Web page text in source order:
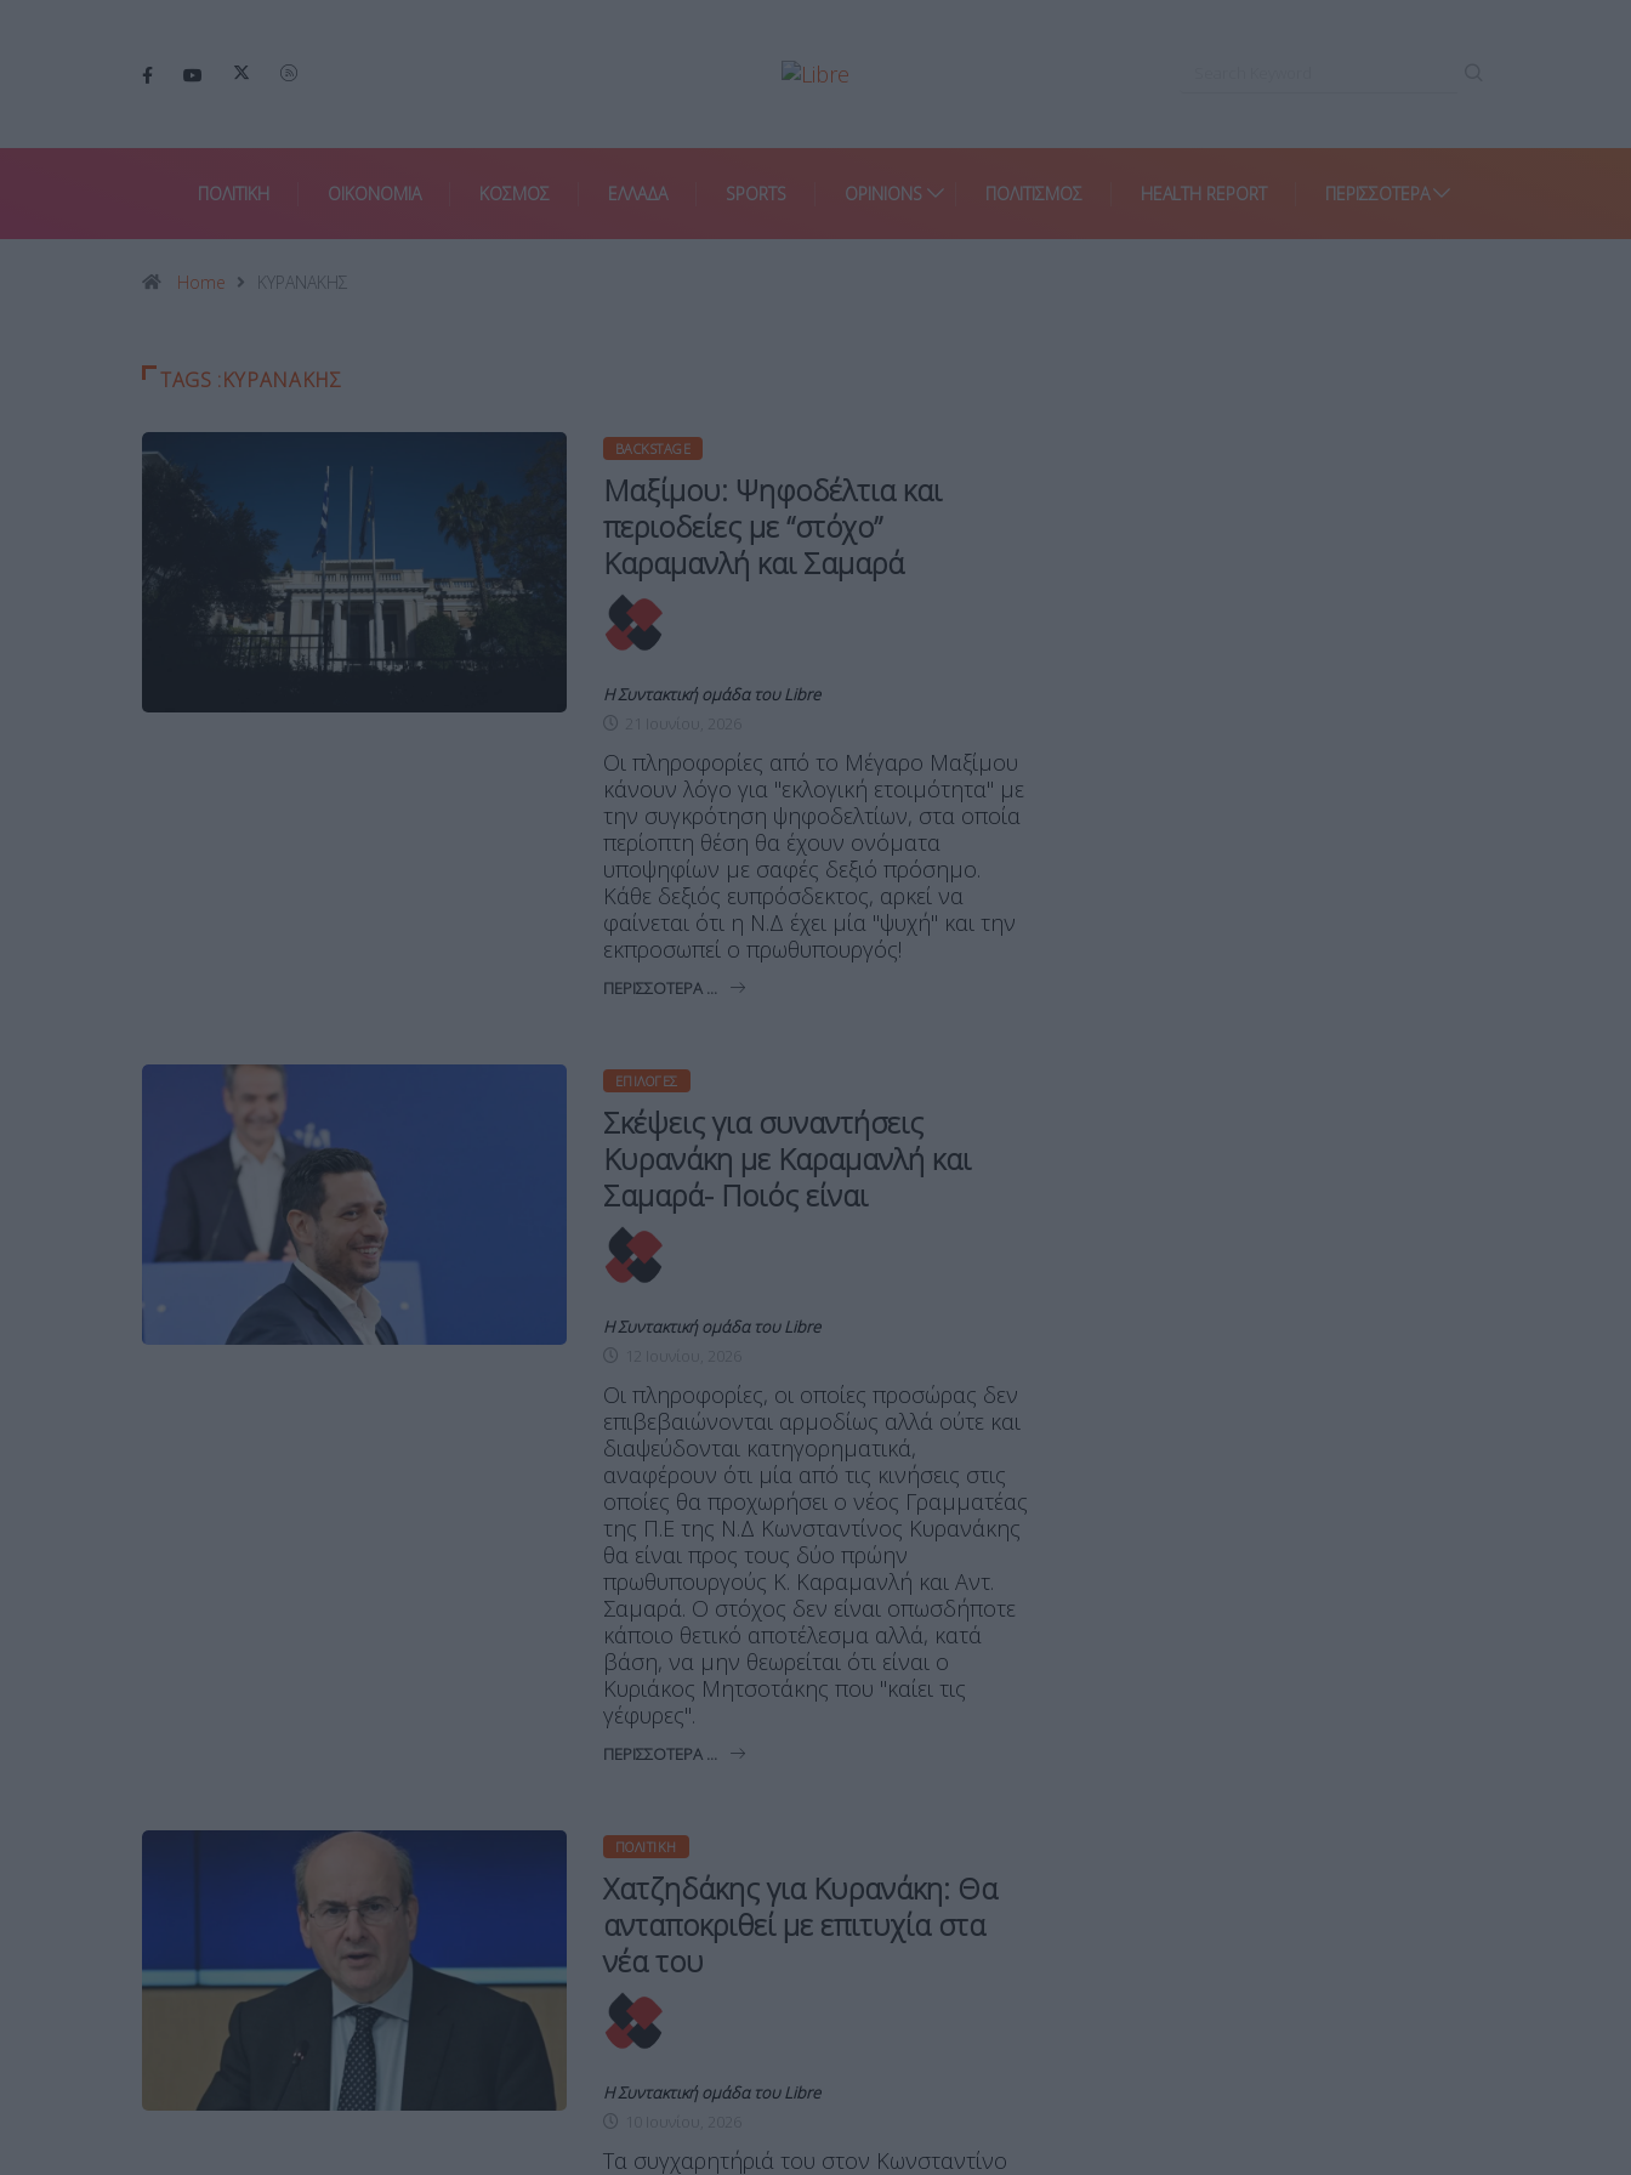
ΠΟΛΙΤΙΚΗ ΟΙΚΟΝΟΜΙΑ ΚΟΣΜΟΣ ΕΛΛΑΔΑ SPORTS OPINIONS ΠΟΛΙΤΙΣΜΟΣ HEALTH REPORT ΠΕΡΙΣΣΌΤΕΡΑ
Home ΚΥΡΑΝΑΚΗΣ
TAGS :ΚΥΡΑΝΑΚΗΣ
BACKSTAGE
Μαξίμου: Ψηφοδέλτια και
περιοδείες με “στόχο”
Καραμανλή και Σαμαρά
Η Συντακτική ομάδα του Libre
Οι πληροφορίες από το Μέγαρο Μαξίμου
κάνουν λόγο για "εκλογική ετοιμότητα" με
την συγκρότηση ψηφοδελτίων, στα οποία
περίοπτη θέση θα έχουν ονόματα
υποψηφίων με σαφές δεξιό πρόσημο.
Κάθε δεξιός ευπρόσδεκτος, αρκεί να
φαίνεται ότι η Ν.Δ έχει μία "ψυχή" και την
εκπροσωπεί ο πρωθυπουργός!
ΠΕΡΙΣΣΌΤΕΡΑ ...
ΕΠΙΛΟΓΈΣ
Σκέψεις για συναντήσεις
Κυρανάκη με Καραμανλή και
Σαμαρά- Ποιός είναι
Η Συντακτική ομάδα του Libre
Οι πληροφορίες, οι οποίες προσώρας δεν
επιβεβαιώνονται αρμοδίως αλλά ούτε και
διαψεύδονται κατηγορηματικά,
αναφέρουν ότι μία από τις κινήσεις στις
οποίες θα προχωρήσει ο νέος Γραμματέας
της Π.Ε της Ν.Δ Κωνσταντίνος Κυρανάκης
θα είναι προς τους δύο πρώην
πρωθυπουργούς Κ. Καραμανλή και Αντ.
Σαμαρά. Ο στόχος δεν είναι οπωσδήποτε
κάποιο θετικό αποτέλεσμα αλλά, κατά
βάση, να μην θεωρείται ότι είναι ο
Κυριάκος Μητσοτάκης που "καίει τις
γέφυρες".
ΠΕΡΙΣΣΌΤΕΡΑ ...
ΠΟΛΙΤΙΚΉ
Χατζηδάκης για Κυρανάκη: Θα
ανταποκριθεί με επιτυχία στα
νέα του
Η Συντακτική ομάδα του Libre
Τα συγχαρητήριά του στον Κωνσταντίνο